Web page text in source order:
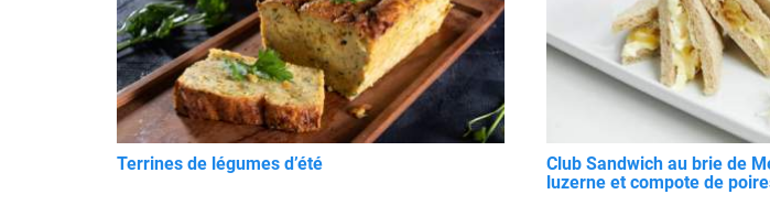
Terrines de légumes d’été
Club Sandwich au brie de
luzerne et compote de